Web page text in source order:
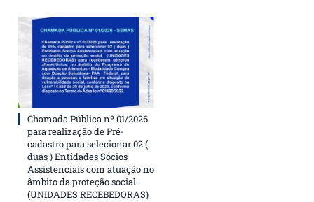
Chamada Pública nº 01/2026
para realização de Pré-
cadastro para selecionar 02 (
duas ) Entidades Sócios
Assistenciais com atuação no
âmbito da proteção social
(UNIDADES RECEBEDORAS)